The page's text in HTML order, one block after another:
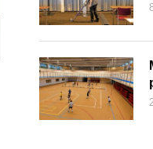
La locandina della recente